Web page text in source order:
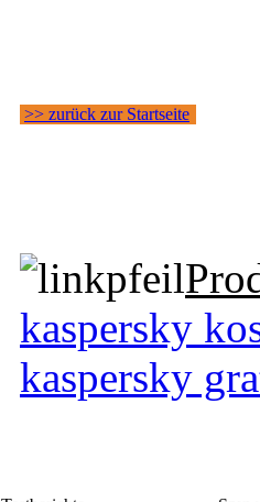
>> zurück zur Startseite
kaspersky
kaspersky